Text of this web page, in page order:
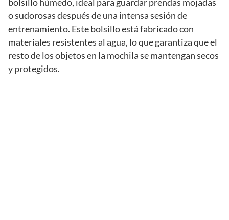
bolsillo húmedo, ideal para guardar prendas mojadas
o sudorosas después de una intensa sesión de
entrenamiento. Este bolsillo está fabricado con
materiales resistentes al agua, lo que garantiza que el
resto de los objetos en la mochila se mantengan secos
y protegidos.